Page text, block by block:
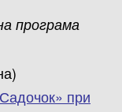
програма
при